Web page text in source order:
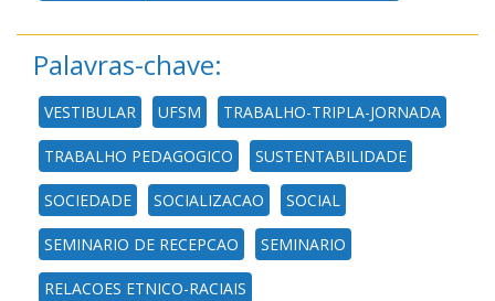
Palavras-chave:
VESTIBULAR UFSM TRABALHO-TRIPLA-JORNADA
TRABALHO PEDAGOGICO SUSTENTABILIDADE
SOCIEDADE SOCIALIZACAO SOCIAL
SEMINARIO DE RECEPCAO SEMINARIO
RELACOES ETNICO-RACIAIS